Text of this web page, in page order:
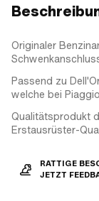
Originaler
Passend zu
welche bei
Qualitätsprodukt
Erstausrüster-
RATTIGE
JETZT